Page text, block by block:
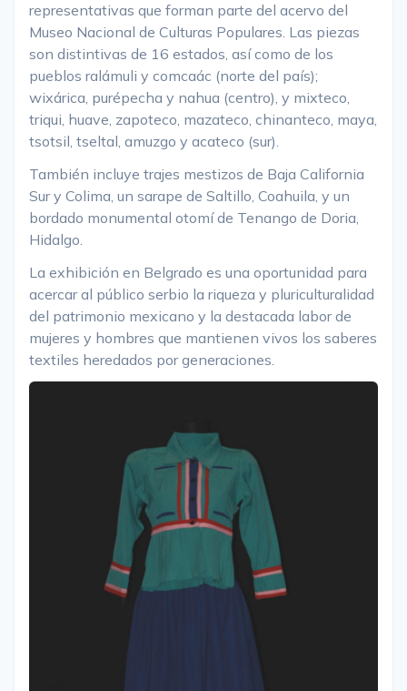
representativas que forman parte del acervo del
Museo Nacional de Culturas Populares. Las piezas
son distintivas de 16 estados, así como de los
pueblos ralámuli y comcaác (norte del país);
wixárica, purépecha y nahua (centro), y mixteco,
triqui, huave, zapoteco, mazateco, chinanteco, maya,
tsotsil, tseltal, amuzgo y acateco (sur).
También incluye trajes mestizos de Baja California
Sur y Colima, un sarape de Saltillo, Coahuila, y un
bordado monumental otomí de Tenango de Doria,
Hidalgo.
La exhibición en Belgrado es una oportunidad para
acercar al público serbio la riqueza y pluriculturalidad
del patrimonio mexicano y la destacada labor de
mujeres y hombres que mantienen vivos los saberes
textiles heredados por generaciones.